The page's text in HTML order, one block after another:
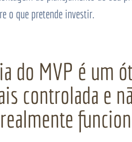
o que pretende investir.
do MVP é um
controlada e
realmente